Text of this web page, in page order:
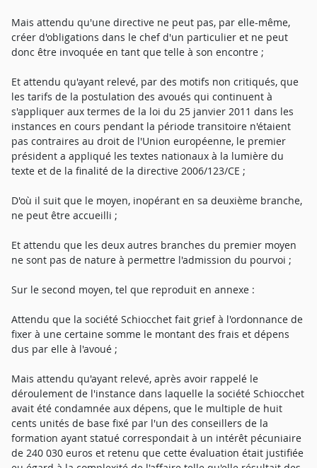
Mais attendu qu'une directive ne peut pas, par elle-même,
créer d'obligations dans le chef d'un particulier et ne peut
donc être invoquée en tant que telle à son encontre ;
Et attendu qu'ayant relevé, par des motifs non critiqués, que
les tarifs de la postulation des avoués qui continuent à
s'appliquer aux termes de la loi du 25 janvier 2011 dans les
instances en cours pendant la période transitoire n'étaient
pas contraires au droit de l'Union européenne, le premier
président a appliqué les textes nationaux à la lumière du
texte et de la finalité de la directive 2006/123/CE ;
D'où il suit que le moyen, inopérant en sa deuxième branche,
ne peut être accueilli ;
Et attendu que les deux autres branches du premier moyen
ne sont pas de nature à permettre l'admission du pourvoi ;
Sur le second moyen, tel que reproduit en annexe :
Attendu que la société Schiocchet fait grief à l'ordonnance de
fixer à une certaine somme le montant des frais et dépens
dus par elle à l'avoué ;
Mais attendu qu'ayant relevé, après avoir rappelé le
déroulement de l'instance dans laquelle la société Schiocchet
avait été condamnée aux dépens, que le multiple de huit
cents unités de base fixé par l'un des conseillers de la
formation ayant statué correspondait à un intérêt pécuniaire
de 240 030 euros et retenu que cette évaluation était justifiée